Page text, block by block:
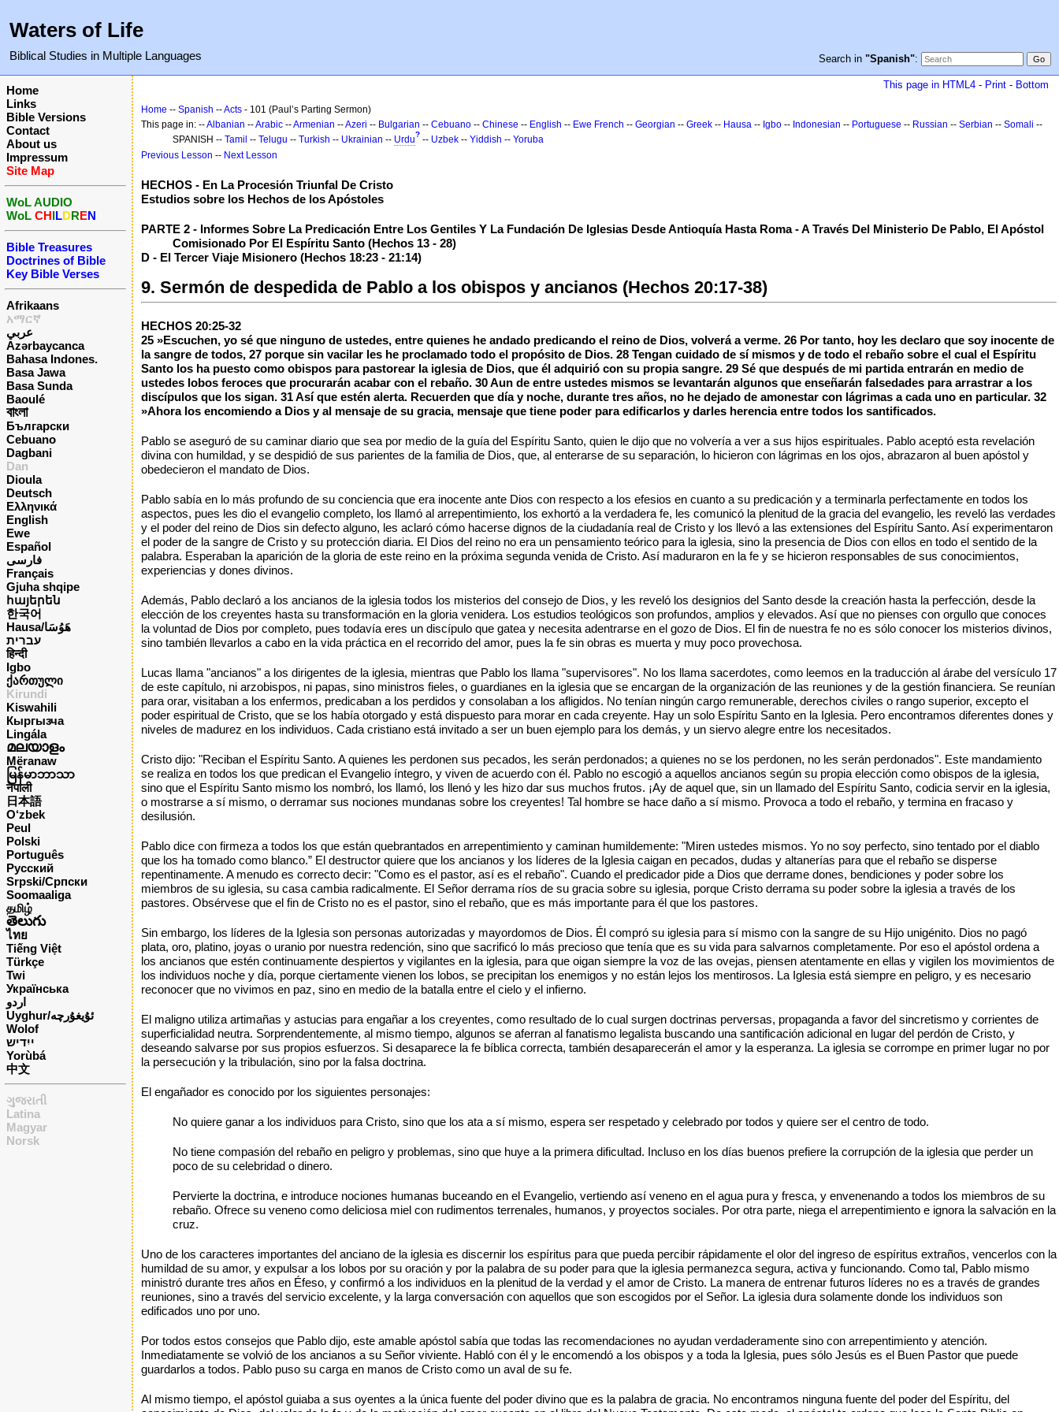
Waters of Life
Biblical Studies in Multiple Languages Search in "Spanish":
Home
Links
Bible Versions
Contact
About us
Impressum
Site Map
WoL AUDIO
WoL CHILDREN
Bible Treasures
Doctrines of Bible
Key Bible Verses
Afrikaans
አማርኛ
عربي
Azərbaycanca
Bahasa Indones.
Basa Jawa
Basa Sunda
Baoulé
বাংলা
Български
Cebuano
Dagbani
Dan
Dioula
Deutsch
Ελληνικά
English
Ewe
Español
فارسی
Français
Gjuha shqipe
հայերեն
한국어
Hausa/هَوُسَا
עברית
हिन्दी
Igbo
ქართული
Kirundi
Kiswahili
Кыргызча
Lingála
മലയാളം
Mëranaw
မြန်မာဘာသာ
नेपाली
日本語
O‘zbek
Peul
Polski
Português
Русский
Srpski/Српски
Soomaaliga
தமிழ்
తెలుగు
ไทย
Tiếng Việt
Türkçe
Twi
Українська
اردو
Uyghur/ئۇيغۇرچه
Wolof
ייִדיש
Yorùbá
中文
ગુજરાતી
Latina
Magyar
Norsk
This page in HTML4 - Print - Bottom
Home -- Spanish --Acts - 101 (Paul’s Parting Sermon)
This page in: --Albanian --Arabic --Armenian --Azeri -- Bulgarian -- Cebuano -- Chinese -- English -- Ewe French -- Georgian -- Greek -- Hausa -- Igbo -- Indonesian -- Portuguese -- Russian -- Serbian -- Somali --
SPANISH -- Tamil -- Telugu -- Turkish -- Ukrainian -- Urdu? -- Uzbek -- Yiddish -- Yoruba
Previous Lesson -- Next Lesson
HECHOS - En La Procesión Triunfal De Cristo
Estudios sobre los Hechos de los Apóstoles
PARTE 2 - Informes Sobre La Predicación Entre Los Gentiles Y La Fundación De Iglesias Desde Antioquía Hasta Roma - A Través Del Ministerio De Pablo, El Apóstol
Comisionado Por El Espíritu Santo (Hechos 13 - 28)
D - El Tercer Viaje Misionero (Hechos 18:23 - 21:14)
9. Sermón de despedida de Pablo a los obispos y ancianos (Hechos 20:17-38)
HECHOS 20:25-32
25 »Escuchen, yo sé que ninguno de ustedes, entre quienes he andado predicando el reino de Dios, volverá a verme. 26 Por tanto, hoy les declaro que soy inocente de
la sangre de todos, 27 porque sin vacilar les he proclamado todo el propósito de Dios. 28 Tengan cuidado de sí mismos y de todo el rebaño sobre el cual el Espíritu
Santo los ha puesto como obispos para pastorear la iglesia de Dios, que él adquirió con su propia sangre. 29 Sé que después de mi partida entrarán en medio de
ustedes lobos feroces que procurarán acabar con el rebaño. 30 Aun de entre ustedes mismos se levantarán algunos que enseñarán falsedades para arrastrar a los
discípulos que los sigan. 31 Así que estén alerta. Recuerden que día y noche, durante tres años, no he dejado de amonestar con lágrimas a cada uno en particular. 32
»Ahora los encomiendo a Dios y al mensaje de su gracia, mensaje que tiene poder para edificarlos y darles herencia entre todos los santificados.
Pablo se aseguró de su caminar diario que sea por medio de la guía del Espíritu Santo, quien le dijo que no volvería a ver a sus hijos espirituales. Pablo aceptó esta revelación
divina con humildad, y se despidió de sus parientes de la familia de Dios, que, al enterarse de su separación, lo hicieron con lágrimas en los ojos, abrazaron al buen apóstol y
obedecieron el mandato de Dios.
Pablo sabía en lo más profundo de su conciencia que era inocente ante Dios con respecto a los efesios en cuanto a su predicación y a terminarla perfectamente en todos los
aspectos, pues les dio el evangelio completo, los llamó al arrepentimiento, los exhortó a la verdadera fe, les comunicó la plenitud de la gracia del evangelio, les reveló las verdades
y el poder del reino de Dios sin defecto alguno, les aclaró cómo hacerse dignos de la ciudadanía real de Cristo y los llevó a las extensiones del Espíritu Santo. Así experimentaron
el poder de la sangre de Cristo y su protección diaria. El Dios del reino no era un pensamiento teórico para la iglesia, sino la presencia de Dios con ellos en todo el sentido de la
palabra. Esperaban la aparición de la gloria de este reino en la próxima segunda venida de Cristo. Así maduraron en la fe y se hicieron responsables de sus conocimientos,
experiencias y dones divinos.
Además, Pablo declaró a los ancianos de la iglesia todos los misterios del consejo de Dios, y les reveló los designios del Santo desde la creación hasta la perfección, desde la
elección de los creyentes hasta su transformación en la gloria venidera. Los estudios teológicos son profundos, amplios y elevados. Así que no pienses con orgullo que conoces
la voluntad de Dios por completo, pues todavía eres un discípulo que gatea y necesita adentrarse en el gozo de Dios. El fin de nuestra fe no es sólo conocer los misterios divinos,
sino también llevarlos a cabo en la vida práctica en el recorrido del amor, pues la fe sin obras es muerta y muy poco provechosa.
Lucas llama "ancianos" a los dirigentes de la iglesia, mientras que Pablo los llama "supervisores". No los llama sacerdotes, como leemos en la traducción al árabe del versículo 17
de este capítulo, ni arzobispos, ni papas, sino ministros fieles, o guardianes en la iglesia que se encargan de la organización de las reuniones y de la gestión financiera. Se reunían
para orar, visitaban a los enfermos, predicaban a los perdidos y consolaban a los afligidos. No tenían ningún cargo remunerable, derechos civiles o rango superior, excepto el
poder espiritual de Cristo, que se los había otorgado y está dispuesto para morar en cada creyente. Hay un solo Espíritu Santo en la Iglesia. Pero encontramos diferentes dones y
niveles de madurez en los individuos. Cada cristiano está invitado a ser un buen ejemplo para los demás, y un siervo alegre entre los necesitados.
Cristo dijo: "Reciban el Espíritu Santo. A quienes les perdonen sus pecados, les serán perdonados; a quienes no se los perdonen, no les serán perdonados". Este mandamiento
se realiza en todos los que predican el Evangelio íntegro, y viven de acuerdo con él. Pablo no escogió a aquellos ancianos según su propia elección como obispos de la iglesia,
sino que el Espíritu Santo mismo los nombró, los llamó, los llenó y les hizo dar sus muchos frutos. ¡Ay de aquel que, sin un llamado del Espíritu Santo, codicia servir en la iglesia,
o mostrarse a sí mismo, o derramar sus nociones mundanas sobre los creyentes! Tal hombre se hace daño a sí mismo. Provoca a todo el rebaño, y termina en fracaso y
desilusión.
Pablo dice con firmeza a todos los que están quebrantados en arrepentimiento y caminan humildemente: "Miren ustedes mismos. Yo no soy perfecto, sino tentado por el diablo
que los ha tomado como blanco.” El destructor quiere que los ancianos y los líderes de la Iglesia caigan en pecados, dudas y altanerías para que el rebaño se disperse
repentinamente. A menudo es correcto decir: "Como es el pastor, así es el rebaño". Cuando el predicador pide a Dios que derrame dones, bendiciones y poder sobre los
miembros de su iglesia, su casa cambia radicalmente. El Señor derrama ríos de su gracia sobre su iglesia, porque Cristo derrama su poder sobre la iglesia a través de los
pastores. Obsérvese que el fin de Cristo no es el pastor, sino el rebaño, que es más importante para él que los pastores.
Sin embargo, los líderes de la Iglesia son personas autorizadas y mayordomos de Dios. Él compró su iglesia para sí mismo con la sangre de su Hijo unigénito. Dios no pagó
plata, oro, platino, joyas o uranio por nuestra redención, sino que sacrificó lo más precioso que tenía que es su vida para salvarnos completamente. Por eso el apóstol ordena a
los ancianos que estén continuamente despiertos y vigilantes en la iglesia, para que oigan siempre la voz de las ovejas, piensen atentamente en ellas y vigilen los movimientos de
los individuos noche y día, porque ciertamente vienen los lobos, se precipitan los enemigos y no están lejos los mentirosos. La Iglesia está siempre en peligro, y es necesario
reconocer que no vivimos en paz, sino en medio de la batalla entre el cielo y el infierno.
El maligno utiliza artimañas y astucias para engañar a los creyentes, como resultado de lo cual surgen doctrinas perversas, propaganda a favor del sincretismo y corrientes de
superficialidad neutra. Sorprendentemente, al mismo tiempo, algunos se aferran al fanatismo legalista buscando una santificación adicional en lugar del perdón de Cristo, y
deseando salvarse por sus propios esfuerzos. Si desaparece la fe bíblica correcta, también desaparecerán el amor y la esperanza. La iglesia se corrompe en primer lugar no por
la persecución y la tribulación, sino por la falsa doctrina.
El engañador es conocido por los siguientes personajes:
No quiere ganar a los individuos para Cristo, sino que los ata a sí mismo, espera ser respetado y celebrado por todos y quiere ser el centro de todo.
No tiene compasión del rebaño en peligro y problemas, sino que huye a la primera dificultad. Incluso en los días buenos prefiere la corrupción de la iglesia que perder un
poco de su celebridad o dinero.
Pervierte la doctrina, e introduce nociones humanas buceando en el Evangelio, vertiendo así veneno en el agua pura y fresca, y envenenando a todos los miembros de su
rebaño. Ofrece su veneno como deliciosa miel con rudimentos terrenales, humanos, y proyectos sociales. Por otra parte, niega el arrepentimiento e ignora la salvación en la
cruz.
Uno de los caracteres importantes del anciano de la iglesia es discernir los espíritus para que pueda percibir rápidamente el olor del ingreso de espíritus extraños, vencerlos con la
humildad de su amor, y expulsar a los lobos por su oración y por la palabra de su poder para que la iglesia permanezca segura, activa y funcionando. Como tal, Pablo mismo
ministró durante tres años en Éfeso, y confirmó a los individuos en la plenitud de la verdad y el amor de Cristo. La manera de entrenar futuros líderes no es a través de grandes
reuniones, sino a través del servicio excelente, y la larga conversación con aquellos que son escogidos por el Señor. La iglesia dura solamente donde los individuos son
edificados uno por uno.
Por todos estos consejos que Pablo dijo, este amable apóstol sabía que todas las recomendaciones no ayudan verdaderamente sino con arrepentimiento y atención.
Inmediatamente se volvió de los ancianos a su Señor viviente. Habló con él y le encomendó a los obispos y a toda la Iglesia, pues sólo Jesús es el Buen Pastor que puede
guardarlos a todos. Pablo puso su carga en manos de Cristo como un aval de su fe.
Al mismo tiempo, el apóstol guiaba a sus oyentes a la única fuente del poder divino que es la palabra de gracia. No encontramos ninguna fuente del poder del Espíritu, del